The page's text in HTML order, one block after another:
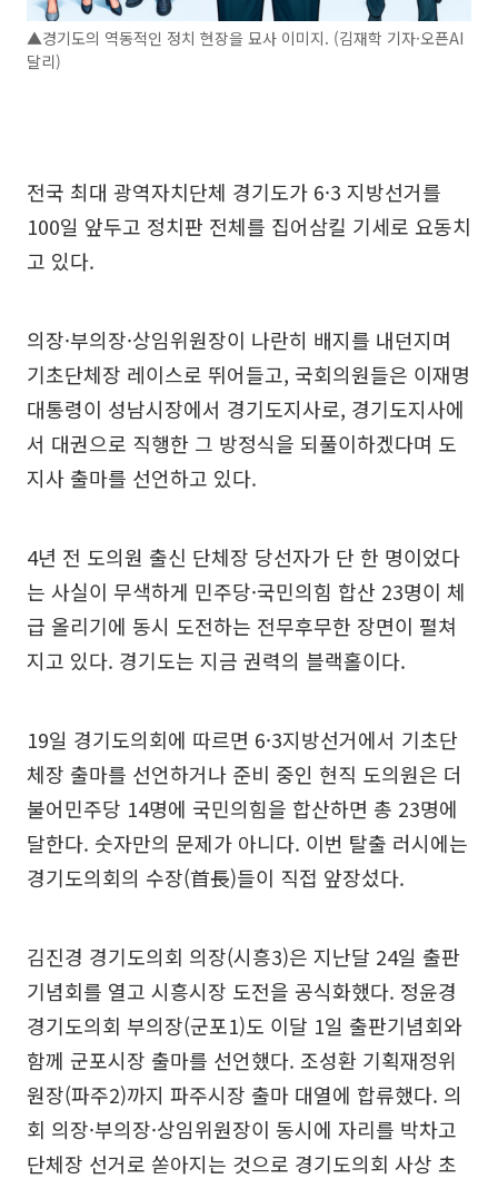
▲경기도의 역동적인 정치 현장을 묘사 이미지. (김재학 기자·오픈AI
달리)
전국 최대 광역자치단체 경기도가 6·3 지방선거를
100일 앞두고 정치판 전체를 집어삼킬 기세로 요동치
고 있다.
의장·부의장·상임위원장이 나란히 배지를 내던지며
기초단체장 레이스로 뛰어들고, 국회의원들은 이재명
대통령이 성남시장에서 경기도지사로, 경기도지사에
서 대권으로 직행한 그 방정식을 되풀이하겠다며 도
지사 출마를 선언하고 있다.
4년 전 도의원 출신 단체장 당선자가 단 한 명이었다
는 사실이 무색하게 민주당·국민의힘 합산 23명이 체
급 올리기에 동시 도전하는 전무후무한 장면이 펼쳐
지고 있다. 경기도는 지금 권력의 블랙홀이다.
19일 경기도의회에 따르면 6·3지방선거에서 기초단
체장 출마를 선언하거나 준비 중인 현직 도의원은 더
불어민주당 14명에 국민의힘을 합산하면 총 23명에
달한다. 숫자만의 문제가 아니다. 이번 탈출 러시에는
경기도의회의 수장(首長)들이 직접 앞장섰다.
김진경 경기도의회 의장(시흥3)은 지난달 24일 출판
기념회를 열고 시흥시장 도전을 공식화했다. 정윤경
경기도의회 부의장(군포1)도 이달 1일 출판기념회와
함께 군포시장 출마를 선언했다. 조성환 기획재정위
원장(파주2)까지 파주시장 출마 대열에 합류했다. 의
회 의장·부의장·상임위원장이 동시에 자리를 박차고
단체장 선거로 쏟아지는 것으로 경기도의회 사상 초